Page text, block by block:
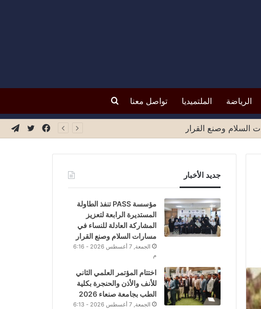
الرياضة الملتميديا تواصل معنا بحث
تويتر
فيسبوك
جديد الأخبار
مؤسسة PASS تنفذ الطاولة
المستديرة الرابعة لتعزيز
المشاركة العادلة للنساء في
مسارات السلام وصنع القرار
الجمعة, 7 أغسطس 2026 - 6:16
م
اختتام المؤتمر العلمي الثاني
للأنف والأذن والحنجرة بكلية
الطب بجامعة صنعاء 2026
الجمعة, 7 أغسطس 2026 - 6:13